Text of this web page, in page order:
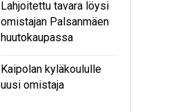
Lahjoitettu tavara löysi
omistajan Palsanmäen
huutokaupassa
Kaipolan kyläkoululle
uusi omistaja